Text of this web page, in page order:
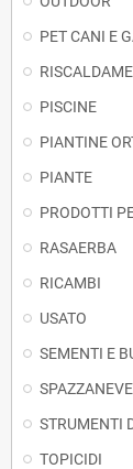
PET CANI E
PISCINE
PIANTINE
PIANTE
PRODOTTI
RASAERBA
RICAMBI
USATO
SEMENTI E
SPAZZANEVE
STRUMENTI
TOPICIDI